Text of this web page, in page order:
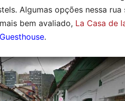
Algumas opções nessa rua
bem avaliado, La Casa de
.